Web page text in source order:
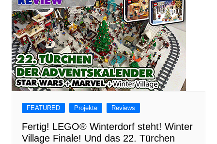
FEATURED Projekte Reviews
Fertig! LEGO® Winterdorf steht! Winter
Village Finale! Und das 22. Türchen